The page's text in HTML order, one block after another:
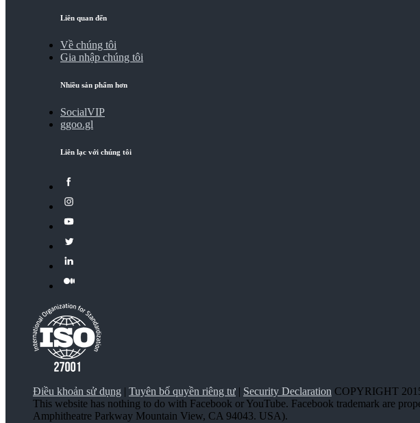
Liên quan đến
Về chúng tôi
Gia nhập chúng tôi
Nhiều sản phẩm hơn
SocialVIP
ggoo.gl
Liên lạc với chúng tôi
Điều khoản sử dụng | Tuyên bố quyền riêng tư | Security Declaration COPYRIGHT
This website has nothing to do with Facebook or YouTube. Facebook trademark are
Amphitheatre Parkway Mountain View, CA 94043. USA).